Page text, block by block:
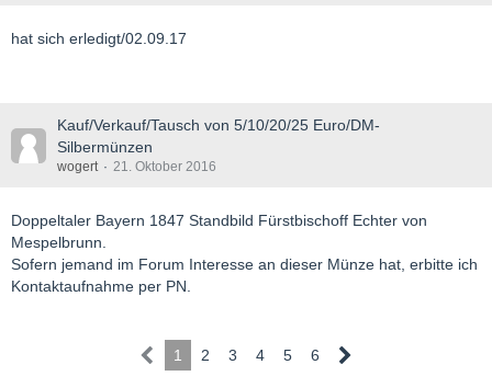
hat sich erledigt/02.09.17
Kauf/Verkauf/Tausch von 5/10/20/25 Euro/DM-
Silbermünzen
wogert 21. Oktober 2016
Doppeltaler Bayern 1847 Standbild Fürstbischoff Echter von
Mespelbrunn.
Sofern jemand im Forum Interesse an dieser Münze hat, erbitte ich
Kontaktaufnahme per PN.
1 2 3 4 5 6